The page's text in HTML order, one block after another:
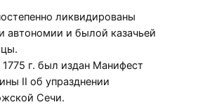
ликвидированы
автономии и былой казачьей
г. был издан Манифест
II об упразднении
Сечи.